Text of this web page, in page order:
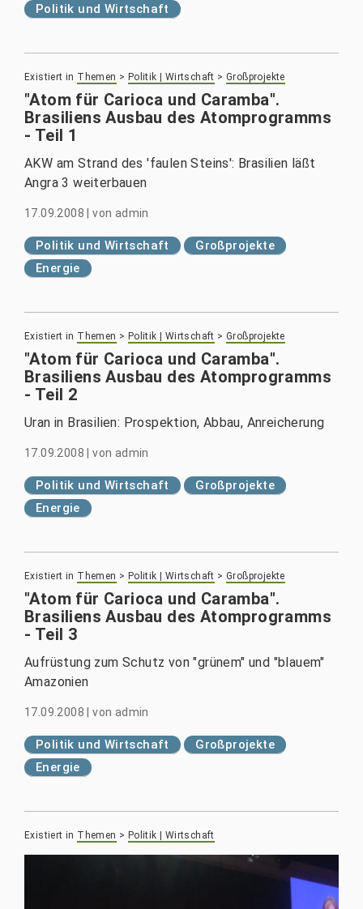
Politik und Wirtschaft
Existiert in Themen > Politik | Wirtschaft >Großprojekte
"Atom für Carioca und Caramba".
Brasiliens Ausbau des Atomprogramms
- Teil 1
AKW am Strand des 'faulen Steins': Brasilien läßt
Angra 3 weiterbauen
17.09.2008 |von admin
Politik und Wirtschaft
Großprojekte
Energie
Existiert in Themen > Politik | Wirtschaft >Großprojekte
"Atom für Carioca und Caramba".
Brasiliens Ausbau des Atomprogramms
- Teil 2
Uran in Brasilien: Prospektion, Abbau, Anreicherung
17.09.2008 |von admin
Politik und Wirtschaft
Großprojekte
Energie
Existiert in Themen > Politik | Wirtschaft >Großprojekte
"Atom für Carioca und Caramba".
Brasiliens Ausbau des Atomprogramms
- Teil 3
Aufrüstung zum Schutz von "grünem" und "blauem"
Amazonien
17.09.2008 |von admin
Politik und Wirtschaft
Großprojekte
Energie
Existiert in Themen > Politik | Wirtschaft